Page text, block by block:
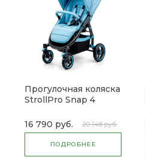
Прогулочная коляска
StrollPro Snap 4
16 790 руб. 20 148 руб.
ПОДРОБНЕЕ